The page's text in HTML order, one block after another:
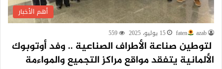
أهم الأخبار
faten azab 15 يوليو، 2025 559
لتوطين صناعة الأطراف الصناعية .. وفد أوتوبوك
الألمانية يتفقد مواقع مراكز التجميع والمواءمة